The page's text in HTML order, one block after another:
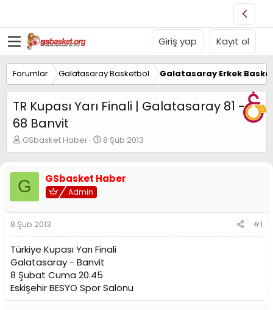
Giriş yap Kayıt ol
Forumlar Galatasaray Basketbol Galatasaray Erkek
TR Kupası Yarı Finali | Galatasaray 81 -
68 Banvit
K
o
u
y
u
B
a
ş
l
a
t
a
n
GSbasket Haber
B
a
a
ı
t
a
r
h
i
8 Şub 2013
G GSbasket Haber
Admin
8 Şub 2013 #1
Türkiye Kupası Yarı Finali
Galatasaray - Banvit
8 Şubat Cuma 20.45
Eskişehir BESYO Spor Salonu